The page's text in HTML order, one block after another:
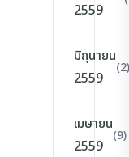
2559
มิถุนายน
2559
(2)
เมษายน
2559
(9)